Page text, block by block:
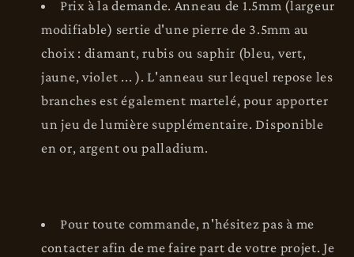
Prix à la demande. Anneau de 1.5mm (largeur
modifiable) sertie d'une pierre de 3.5mm au
choix : diamant, rubis ou saphir (bleu, vert,
jaune, violet ... ). L'anneau sur lequel repose les
branches est également martelé, pour apporter
un jeu de lumière supplémentaire. Disponible
en or, argent ou palladium.
Pour toute commande, n'hésitez pas à me
contacter afin de me faire part de votre projet. Je